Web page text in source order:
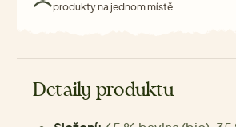
produkty na jednom místě.
Detaily produktu